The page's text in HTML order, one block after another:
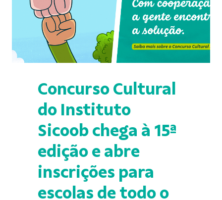
Concurso Cultural
do Instituto
Sicoob chega à 15ª
edição e abre
inscrições para
escolas de todo o